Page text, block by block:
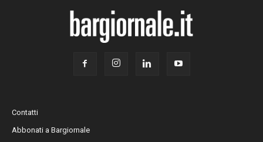
Contatti
Abbonati a Bargiornale